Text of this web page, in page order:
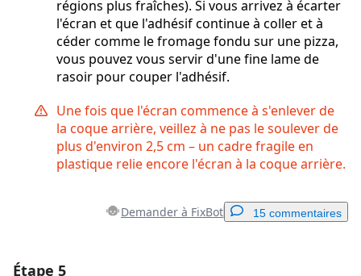
régions plus fraîches). Si vous arrivez à écarter
l'écran et que l'adhésif continue à coller et à
céder comme le fromage fondu sur une pizza,
vous pouvez vous servir d'une fine lame de
rasoir pour couper l'adhésif.
Une fois que l'écran commence à s'enlever de
la coque arrière, veillez à ne pas le soulever de
plus d'environ 2,5 cm – un cadre fragile en
plastique relie encore l'écran à la coque arrière.
Demander à FixBot 15 commentaires
Étape 5